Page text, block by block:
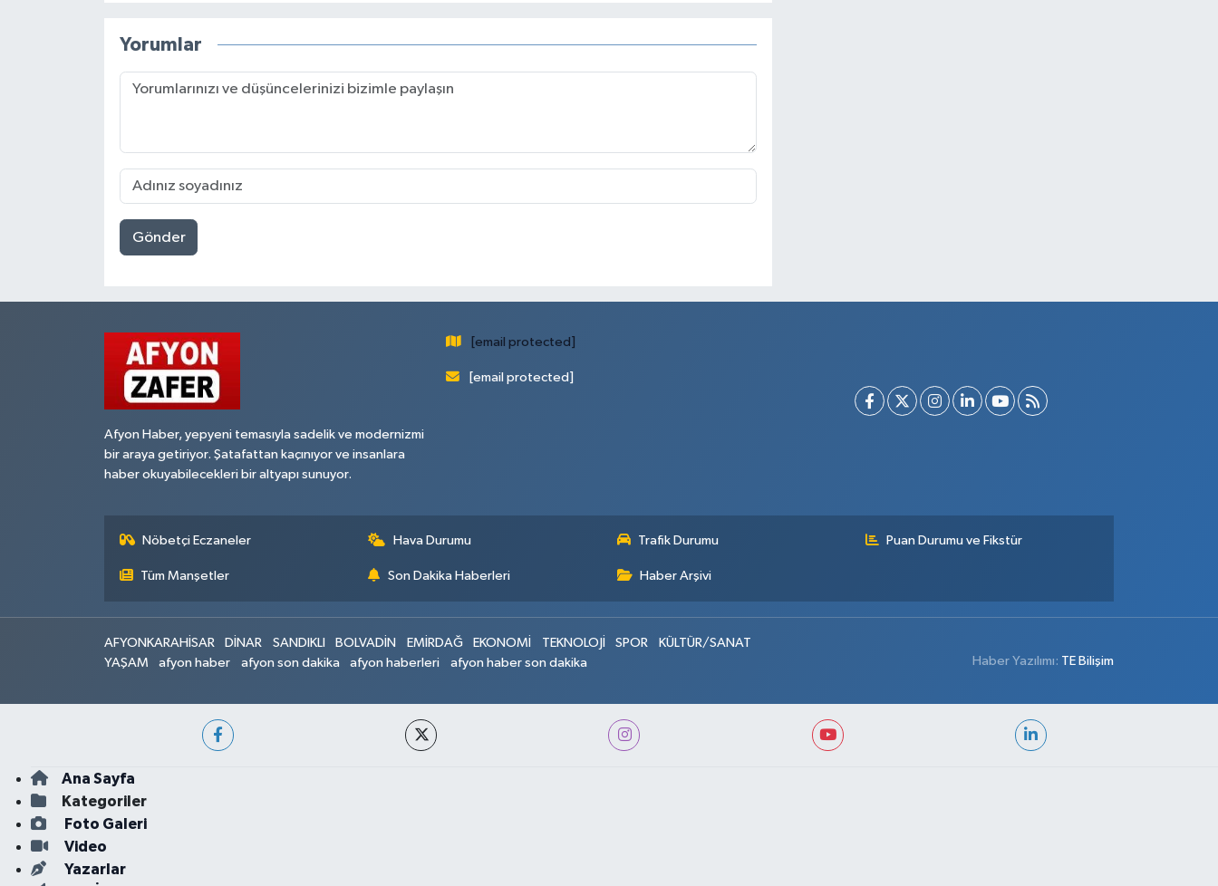
Yorumlar
Gönder
Afyon Haber, yepyeni temasıyla sadelik ve modernizmi
bir araya getiriyor. Şatafattan kaçınıyor ve insanlara
haber okuyabilecekleri bir altyapı sunuyor.
[email protected]
[email protected]
Nöbetçi Eczaneler Hava Durumu Trafik Durumu Puan Durumu ve Fikstür
Tüm Manşetler Son Dakika Haberleri Haber Arşivi
AFYONKARAHİSAR DİNAR SANDIKLI BOLVADİN EMİRDAĞ EKONOMİ TEKNOLOJİ SPOR
KÜLTÜR/SANAT
YAŞAM
afyon haber afyon son dakika afyon haberleri afyon haber son dakika Haber Yazılımı: TE Bilişim
Ana Sayfa
Kategoriler
Foto Galeri
Video
Yazarlar